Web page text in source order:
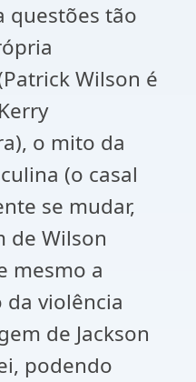
questões tão
Wilson é
o mito da
(o casal
se mudar,
de Wilson
mesmo a
violência
de Jackson
podendo